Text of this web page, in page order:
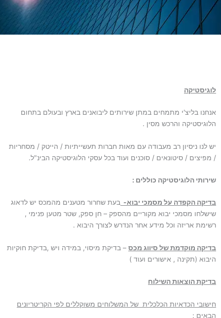
לוגיסטיקה
אנחנו בליצ'י מתמחים במתן שירותים ליבואנים בארץ ובעולם בתחום
הלוגיסטיקה והרכש מסין .
יש לנו ניסיון רב מעבודה עם מאות חברות תעשייתיות / הייטק / מסחריות
/ מפיצים / סיטונאים / סוכנים ועוד בכל עסקי הלוגיסטיקה הבינ"ל.
שירותי הלוגיסטיקה כוללים :
בדיקה הקפדה על מסמכי יבוא- בעת שחרור מטענים מהמכס יש לדאוג
שישלחו מסמכי יבוא מקוריים מהספק – חן ספק, שטר מטען פנימי ,
רשימת אריזה וכל מידע אחר הנדרש לצורך היבוא .
בדיקה מוקדמת של סיווג מכס – בדיקת מיסוי, במידה ויש ,בדיקת חוקיות
היבוא (תקינה , אישורים ועוד )
בדיקת הוצאות השילוח
חישובי הכדאיות הכלכלית של המשלוחים משוקללים לפי הקריטריונים
הבאים :